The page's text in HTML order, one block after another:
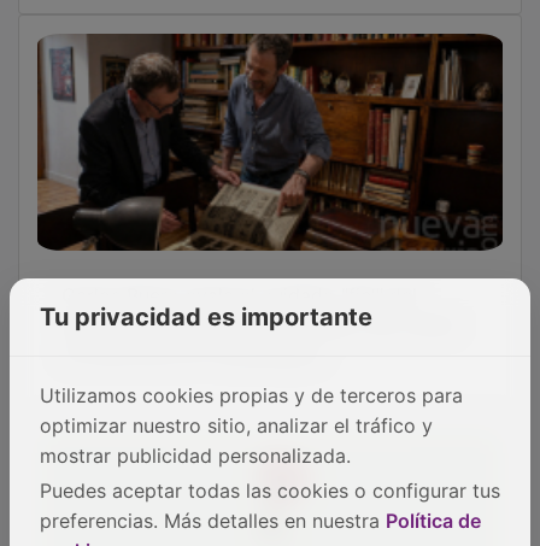
Carlos Buero avala el cuidado "fiel" del
legado de Antonio Buero Vallejo tras visitar
su biblioteca en Guadalajara
Tu privacidad es importante
Utilizamos cookies propias y de terceros para
optimizar nuestro sitio, analizar el tráfico y
mostrar publicidad personalizada.
Puedes aceptar todas las cookies o configurar tus
preferencias. Más detalles en nuestra Política de